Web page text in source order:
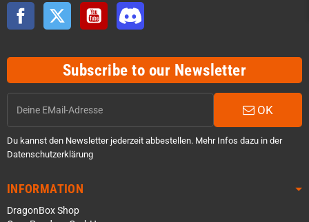
Facebook Twitter YouTube
Subscribe to our Newsletter
OK
Du kannst den Newsletter jederzeit abbestellen. Mehr Infos dazu in der
Datenschutzerklärung
INFORMATION
DragonBox Shop